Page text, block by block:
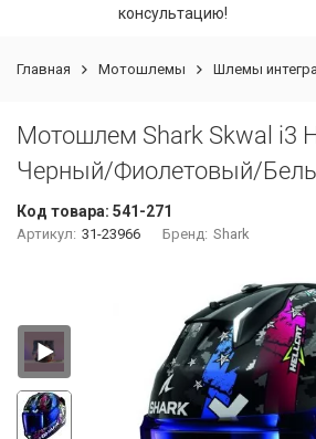
консультацию!
Главная Мотошлемы Шлемы
Мотошлем Shark Skwal i3
Черный/Фиолетовый/
Код товара: 541-271
Артикул: 31-23966 Бренд: Shark